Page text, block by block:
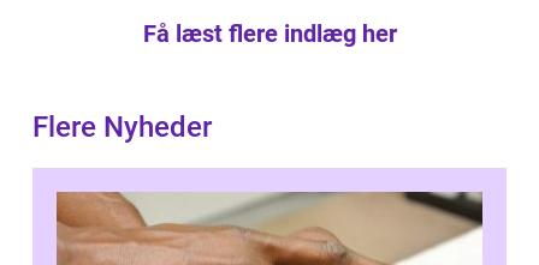
Få læst flere indlæg her
Flere Nyheder